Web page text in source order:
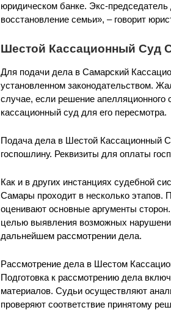
юридическом банке. Экс-
восстановление семьи», – говорит
Шестой Кассационный Суд
Для подачи дела в Самарский
установленном законодательством.
случае, если решение апелляционного
кассационный суд для его пересмотра.
Подача дела в Шестой Кассационный
госпошлину. Реквизиты для оплаты
Как и в других инстанциях судебной
Самары проходит в несколько этапов.
оценивают основные аргументы
целью выявления возможных
дальнейшем рассмотрении дела.
Рассмотрение дела в Шестом
Подготовка к рассмотрению дела
материалов. Судьи осуществляют
проверяют соответствие принятому